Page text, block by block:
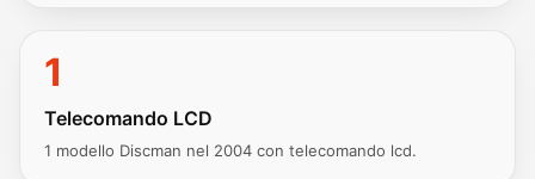
1
Telecomando LCD
1 modello Discman nel 2004 con telecomando lcd.